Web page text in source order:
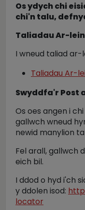
Os ydych chi
chi'n talu,
Taliadau Ar-lein
I wneud taliad ar-
Taliadau Ar-
Swyddfa'r Post
Os oes angen i
gallwch wneud
newid manylion
Fel arall, gallwch
eich bil.
I ddod o hyd i'ch
y ddolen isod:
locator